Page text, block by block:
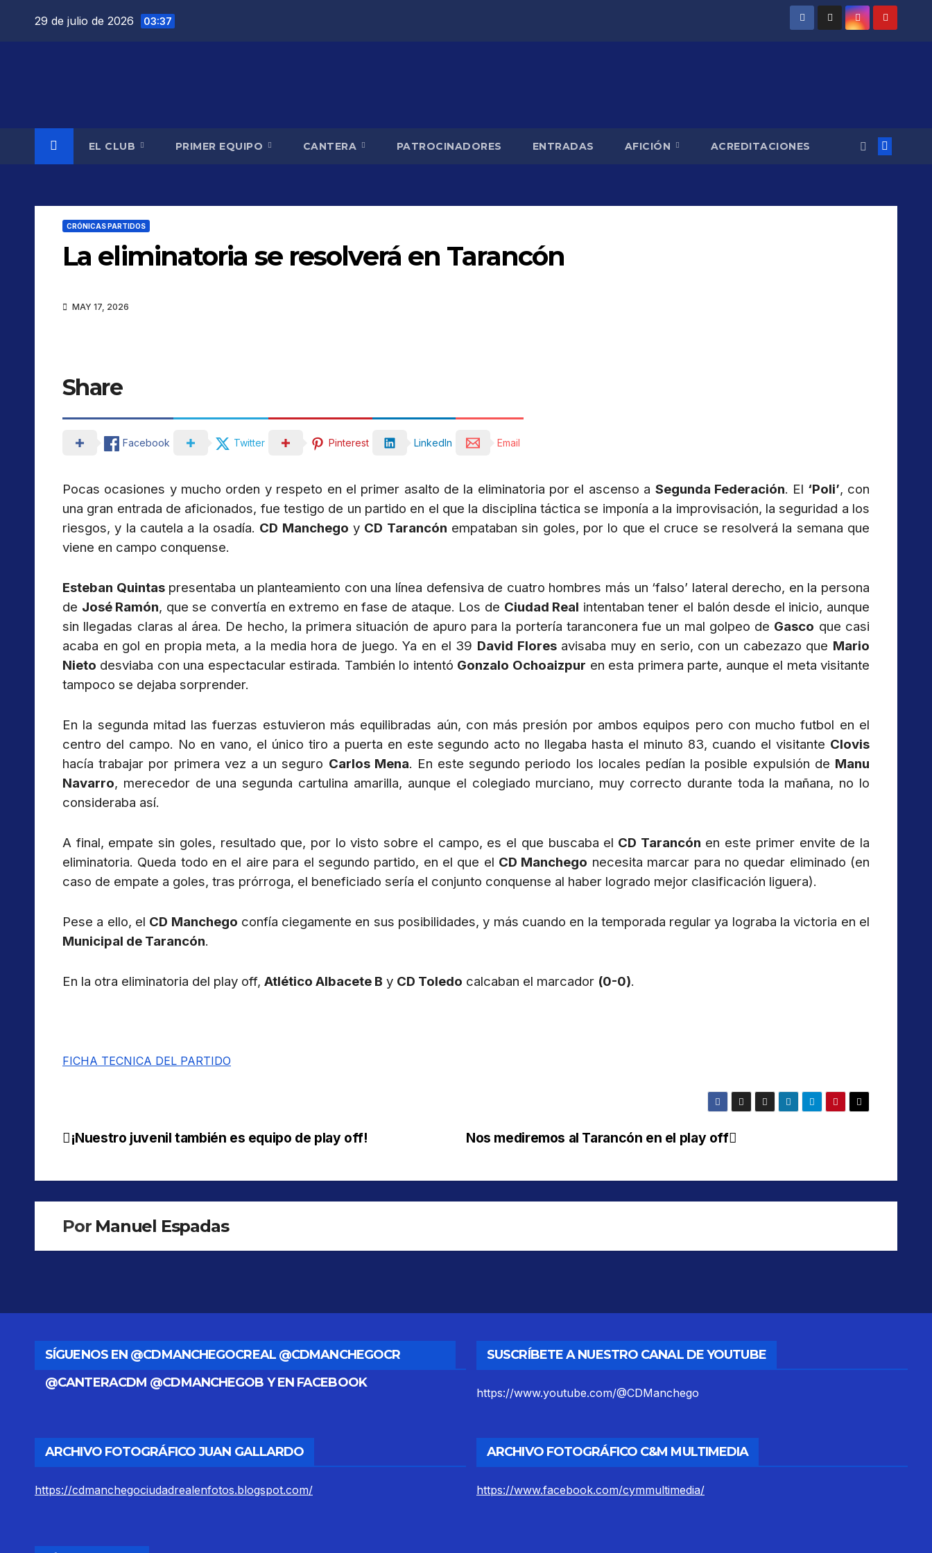
29 de julio de 2026 03:37
EL CLUB PRIMER EQUIPO CANTERA PATROCINADORES ENTRADAS AFICIÓN ACREDITACIONES
CRÓNICAS PARTIDOS
La eliminatoria se resolverá en Tarancón
MAY 17, 2026
Share
Facebook Twitter Pinterest LinkedIn Email
Pocas ocasiones y mucho orden y respeto en el primer asalto de la eliminatoria por el ascenso a Segunda Federación. El ‘Poli’, con
una gran entrada de aficionados, fue testigo de un partido en el que la disciplina táctica se imponía a la improvisación, la seguridad a los
riesgos, y la cautela a la osadía. CD Manchego y CD Tarancón empataban sin goles, por lo que el cruce se resolverá la semana que
viene en campo conquense.
Esteban Quintaspresentaba un planteamiento con una línea defensiva de cuatro hombres más un ‘falso’ lateral derecho, en la persona
de José Ramón, que se convertía en extremo en fase de ataque. Los de Ciudad Real intentaban tener el balón desde el inicio, aunque
sin llegadas claras al área. De hecho, la primera situación de apuro para la portería taranconera fue un mal golpeo de Gasco que casi
acaba en gol en propia meta, a la media hora de juego. Ya en el 39 David Floresavisaba muy en serio, con un cabezazo que Mario
Nieto desviaba con una espectacular estirada. También lo intentó Gonzalo Ochoaizpur en esta primera parte, aunque el meta visitante
tampoco se dejaba sorprender.
En la segunda mitad las fuerzas estuvieron más equilibradas aún, con más presión por ambos equipos pero con mucho futbol en el
centro del campo. No en vano, el único tiro a puerta en este segundo acto no llegaba hasta el minuto 83, cuando el visitante Clovis
hacía trabajar por primera vez a un seguro Carlos Mena. En este segundo periodo los locales pedían la posible expulsión de Manu
Navarro, merecedor de una segunda cartulina amarilla, aunque el colegiado murciano, muy correcto durante toda la mañana, no lo
consideraba así.
A final, empate sin goles, resultado que, por lo visto sobre el campo, es el que buscaba el CD Tarancón en este primer envite de la
eliminatoria. Queda todo en el aire para el segundo partido, en el que el CD Manchego necesita marcar para no quedar eliminado (en
caso de empate a goles, tras prórroga, el beneficiado sería el conjunto conquense al haber logrado mejor clasificación liguera).
Pese a ello, el CD Manchego confía ciegamente en sus posibilidades, y más cuando en la temporada regular ya lograba la victoria en el
Municipal de Tarancón.
En la otra eliminatoria del play off, Atlético Albacete B y CD Toledo calcaban el marcador (0-0).
FICHA TECNICA DEL PARTIDO
Navegación
entradas
Nos mediremos al Tarancón en el play off
¡Nuestro juvenil también es equipo de play off!
Por Manuel Espadas
SÍGUENOS EN @CDMANCHEGOCREAL @CDMANCHEGOCR
@CANTERACDM @CDMANCHEGOB Y EN FACEBOOK
SUSCRÍBETE A NUESTRO CANAL DE YOUTUBE
https://www.youtube.com/@CDManchego
ARCHIVO FOTOGRÁFICO JUAN GALLARDO
https://cdmanchegociudadrealenfotos.blogspot.com/
ARCHIVO FOTOGRÁFICO C&M MULTIMEDIA
https://www.facebook.com/cymmultimedia/